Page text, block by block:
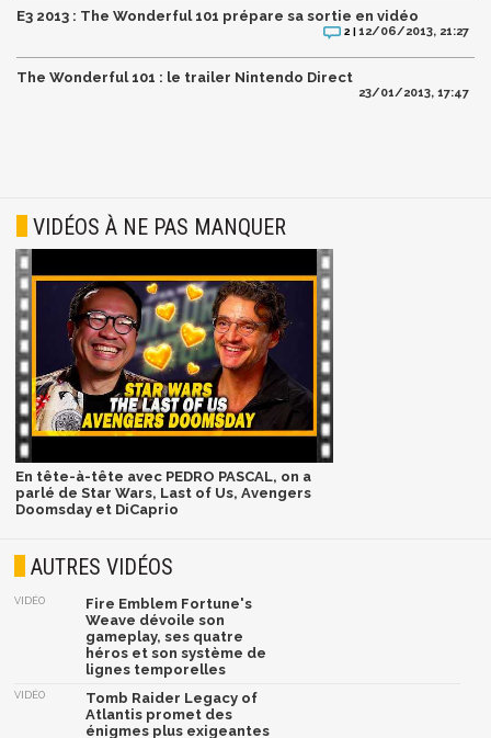
E3 2013 : The Wonderful 101 prépare sa sortie en vidéo
2 |12/06/2013, 21:27
The Wonderful 101 : le trailer Nintendo Direct
23/01/2013, 17:47
VIDÉOS À NE PAS MANQUER
En tête-à-tête avec PEDRO PASCAL, on a
parlé de Star Wars, Last of Us, Avengers
Doomsday et DiCaprio
AUTRES VIDÉOS
VIDÉO
Fire Emblem Fortune's
Weave dévoile son
gameplay, ses quatre
héros et son système de
lignes temporelles
VIDÉO
Tomb Raider Legacy of
Atlantis promet des
énigmes plus exigeantes